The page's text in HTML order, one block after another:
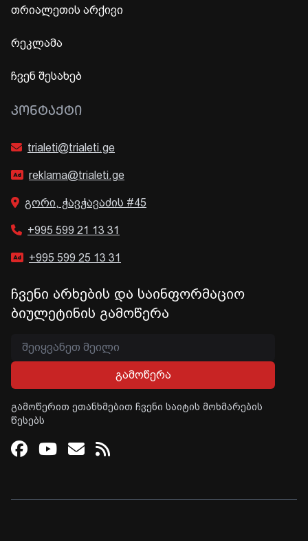
თრიალეთის არქივი
რეკლამა
ჩვენ შესახებ
ᲙᲝᲜᲢᲐᲥᲢᲘ
trialeti@trialeti.ge
reklama@trialeti.ge
გორი, ჭავჭავაძის #45
+995 599 21 13 31
+995 599 25 13 31
ჩვენი არხების და საინფორმაციო
ბიულეტინის გამოწერა
გამოწერა
გამოწერით ეთანხმებით ჩვენი საიტის მოხმარების
წესებს
Facebook
Youtube
Email
RSS